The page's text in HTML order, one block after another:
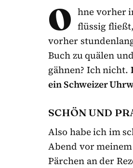
O hne vorher
flüssig
vorher
Buch zu quälen
gähnen? Ich nicht.
ein Schweizer
SCHÖN UND
Also habe ich im
Abend vor
Pärchen an der